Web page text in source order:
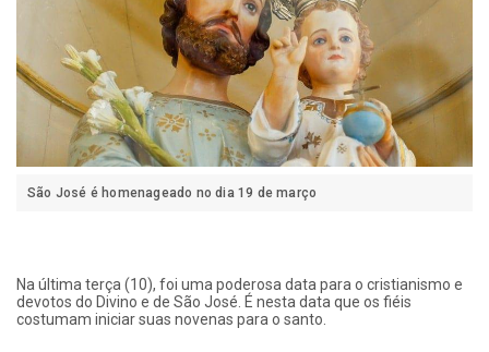
São José é homenageado no dia 19 de março
Na última terça (10), foi uma poderosa data para o cristianismo e
devotos do Divino e de São José. É nesta data que os fiéis
costumam iniciar suas novenas para o santo.